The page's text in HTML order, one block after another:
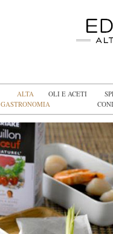
ALTA
GASTRONOMIA
OLI E ACETI